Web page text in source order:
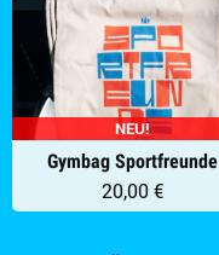
NEU!
Gymbag Sportfreunde
20,00 €